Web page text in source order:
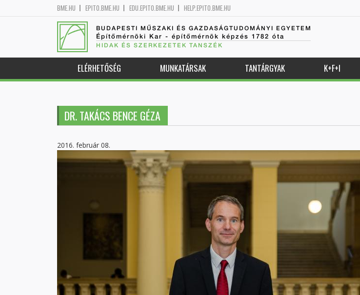
BME.HU EPITO.BME.HU EDU.EPITO.BME.HU HELP.EPITO.BME.HU
BUDAPESTI MŰSZAKI ÉS GAZDASÁGTUDOMÁNYI EGYETEM
Építőmérnöki Kar - építőmérnök képzés 1782 óta
HIDAK ÉS SZERKEZETEK TANSZÉK
ELÉRHETŐSÉG MUNKATÁRSAK TANTÁRGYAK K+F+I
DR. TAKÁCS BENCE GÉZA
2016. február 08.